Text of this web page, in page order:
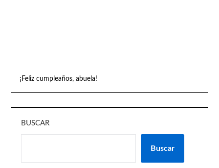
¡Feliz cumpleaños, abuela!
BUSCAR
Buscar